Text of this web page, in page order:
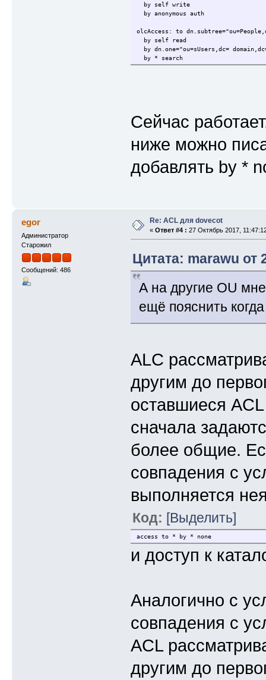
by self write
by anonymous auth
olcAccess: to
by self read
by dn.one="ou=sUsers,dc=
by * search
Сейчас
ниже можно
добавлять by *
egor
Администратор
Старожил
Сообщений: 486
Re: ACL для dovecot
« Ответ #4 : 27 Октябрь 2017,
Цитата: marawu от
А на другие OU
ещё пояснить
ALC
другим до
оставшиеся
сначала
более общие.
совпадения с
выполняется
Код: [Выделить]
access to * by * none
и доступ к
Аналогично с
совпадения с
ACL
другим до